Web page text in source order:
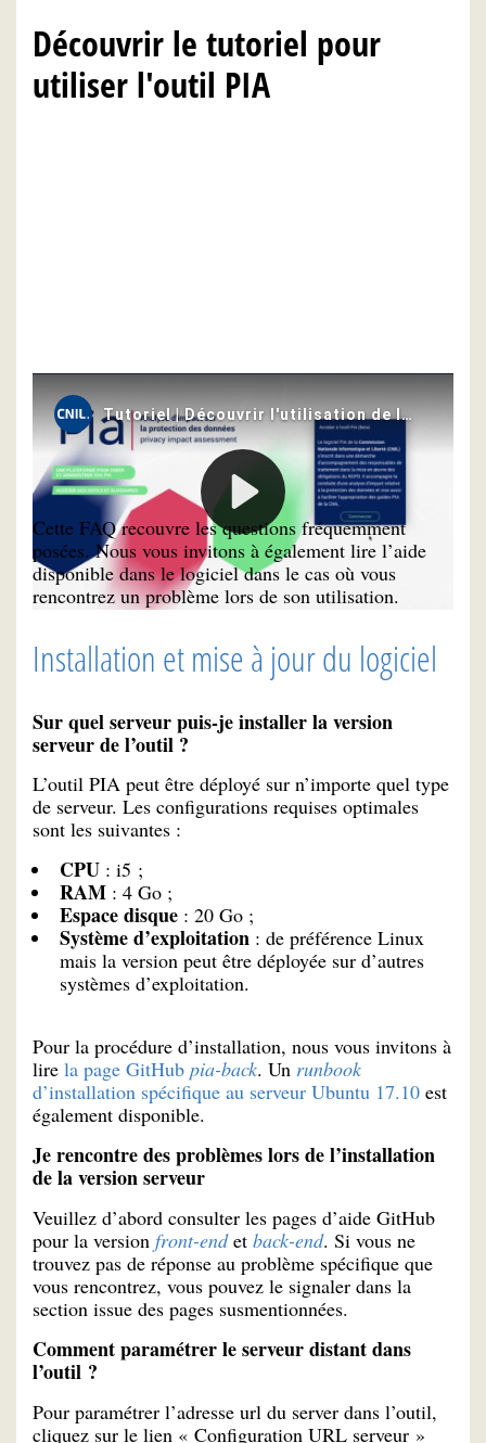
Découvrir le tutoriel pour
utiliser l'outil PIA
Questions fréquentes et bugs
connus
Cette FAQ recouvre les questions fréquemment
posées. Nous vous invitons à également lire l’aide
disponible dans le logiciel dans le cas où vous
rencontrez un problème lors de son utilisation.
Installation et mise à jour du logiciel
Sur quel serveur puis-je installer la version
serveur de l’outil ?
L’outil PIA peut être déployé sur n’importe quel type
de serveur. Les configurations requises optimales
sont les suivantes :
CPU : i5 ;
RAM : 4 Go ;
Espace disque : 20 Go ;
Système d’exploitation : de préférence Linux
mais la version peut être déployée sur d’autres
systèmes d’exploitation.
Pour la procédure d’installation, nous vous invitons à
lire la page GitHub pia-back. Un runbook
d’installation spécifique au serveur Ubuntu 17.10 est
également disponible.
Je rencontre des problèmes lors de l’installation
de la version serveur
Veuillez d’abord consulter les pages d’aide GitHub
pour la version front-endet back-end. Si vous ne
trouvez pas de réponse au problème spécifique que
vous rencontrez, vous pouvez le signaler dans la
section issue des pages susmentionnées.
Comment paramétrer le serveur distant dans
l’outil ?
Pour paramétrer l’adresse url du server dans l’outil,
cliquez sur le lien « Configuration URL serveur »